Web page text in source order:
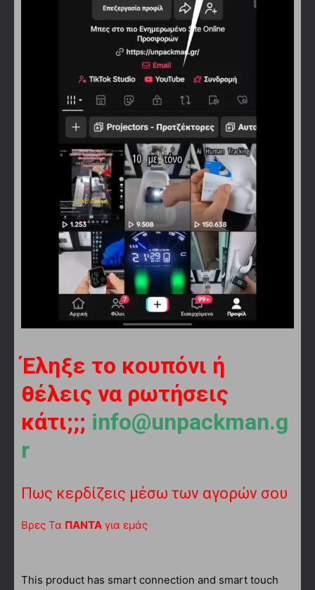
Έληξε το κουπόνι ή
θέλεις να ρωτήσεις
κάτι;;; info@unpackman.g
r
Πως κερδίζεις μέσω των αγορών σου
Βρες Τα ΠΑΝΤΑ για εμάς
This product has smart connection and smart touch